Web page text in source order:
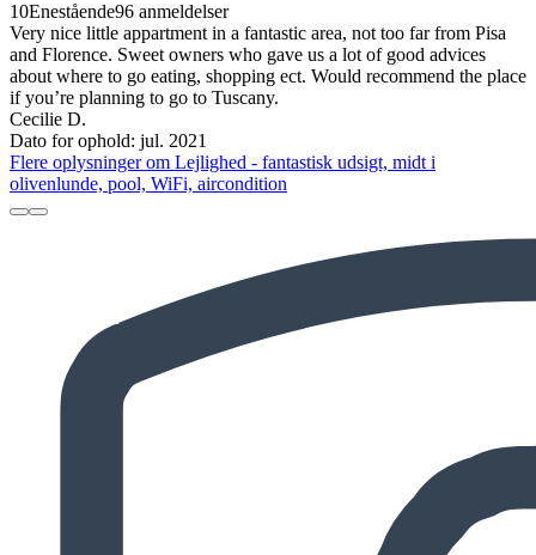
10Enestående96 anmeldelser
Very nice little appartment in a fantastic area, not too far from Pisa
and Florence. Sweet owners who gave us a lot of good advices
about where to go eating, shopping ect. Would recommend the place
if you’re planning to go to Tuscany.
Cecilie D.
Dato for ophold: jul. 2021
Flere oplysninger om Lejlighed - fantastisk udsigt, midt i
olivenlunde, pool, WiFi, aircondition